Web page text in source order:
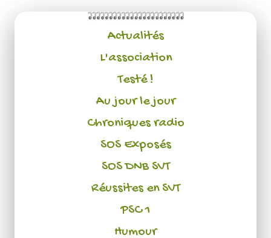
Actualités
L'association
Testé !
Au jour le jour
Chroniques radio
SOS Exposés
SOS DNB SVT
Réussites en SVT
PSC 1
Humour